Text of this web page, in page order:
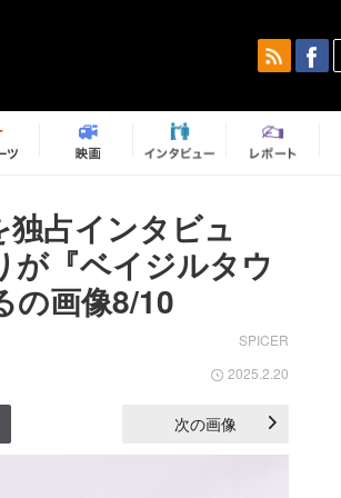
占インタビュ
『ベイジルタウ
の画像8/10
SPICER
2025.2.20
次の画像